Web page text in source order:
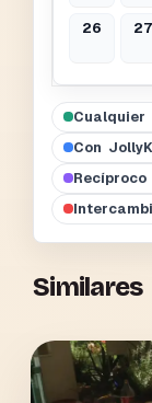
26 27
Con
Similares